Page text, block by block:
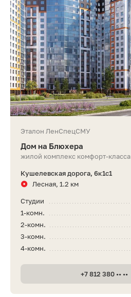
Эталон ЛенСпецСМУ
Дом на Блюхера
жилой комплекс комфорт-класса
Кушелевская дорога, 6к1с1
Лесная, 1.2 км
Студии
1-комн.
2-комн.
3-комн.
4-комн.
+7 812 380 •• ••